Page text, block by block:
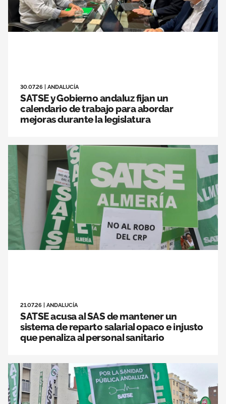
30.07.26 ANDALUCÍA
SATSE y Gobierno andaluz fijan un
calendario de trabajo para abordar
mejoras durante la legislatura
21.07.26 ANDALUCÍA
SATSE acusa al SAS de mantener un
sistema de reparto salarial opaco e injusto
que penaliza al personal sanitario